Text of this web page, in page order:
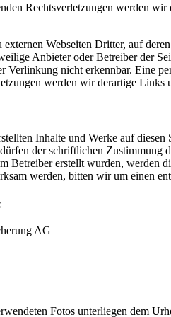
Rechtsverletzungen werden wir
Webseiten Dritter, auf
Anbieter oder Betreiber der
Verlinkung nicht erkennbar. Eine
werden wir derartige Links
Inhalte und Werke auf
der schriftlichen
Betreiber erstellt wurden, werden
werden, bitten wir um einen
AG
Fotos unterliegen dem